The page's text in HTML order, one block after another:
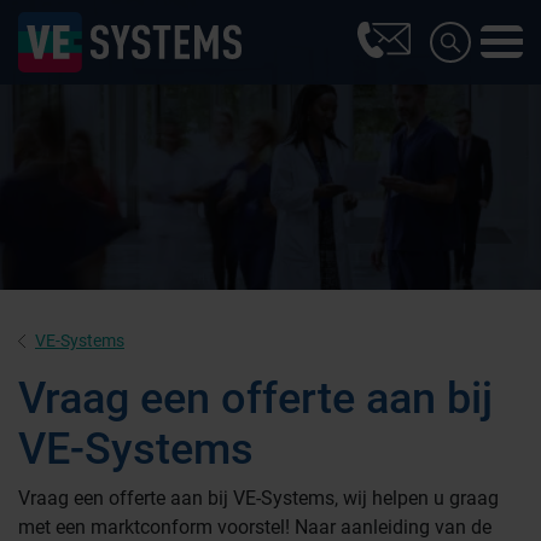
VE-Systems
Vraag een offerte aan bij
VE-Systems
Vraag een offerte aan bij VE-Systems, wij helpen u graag
met een marktconform voorstel! Naar aanleiding van de
Farmaceutische industrie